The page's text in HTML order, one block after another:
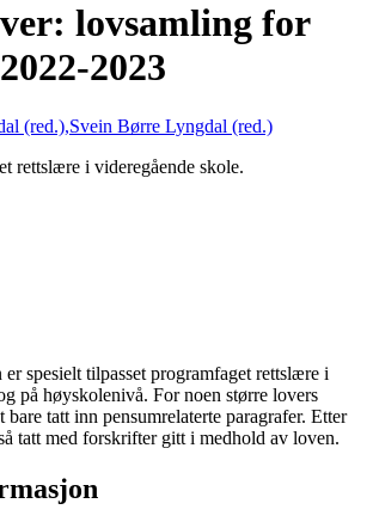
lovsamling for
2023
(red.),Svein Børre Lyngdal (red.)
rettslære i videregående skole.
spesielt tilpasset programfaget rettslære i
på høyskolenivå. For noen større lovers
bare tatt inn pensumrelaterte paragrafer. Etter
tatt med forskrifter gitt i medhold av loven.